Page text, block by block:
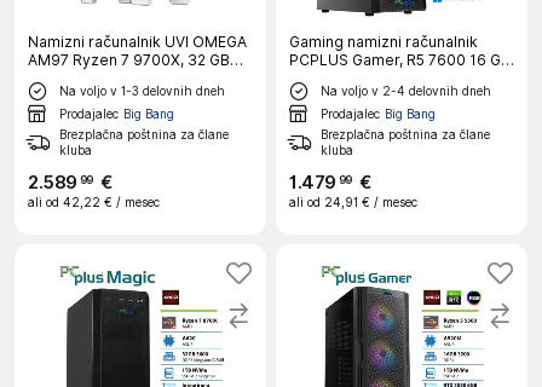
Namizni računalnik UVI OMEGA
AM97 Ryzen 7 9700X, 32 GB
RAM, 2 TB SSD, RX 9070 XT 16
GB, 850W, vodno
hlajenje|Gaming
Na voljo v 1-3 delovnih dneh
Prodajalec Big Bang
Brezplačna poštnina za člane
kluba
2.589 99 €
ali od 42,22 € / mesec
Gaming namizni računalnik
PCPLUS Gamer, R5 7600 16 GB
RAM, 1 TB SSD, RTX 5060 8 GB,
W11H + Xbox GP
Na voljo v 2-4 delovnih dneh
Prodajalec Big Bang
Brezplačna poštnina za člane
kluba
1 .479 99 €
ali od 24,91 € / mesec